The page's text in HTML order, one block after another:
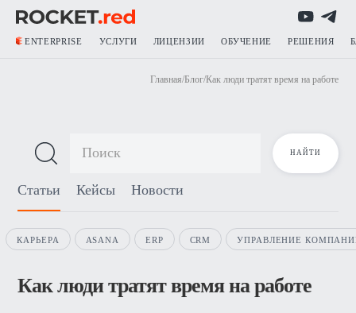
ENTERPRISE УСЛУГИ ЛИЦЕНЗИИ ОБУЧЕНИЕ РЕШЕНИЯ
Блог о продажах
Статьи Кейсы Новости
КАРЬЕРА ASANA ERP CRM УПРАВЛЕНИЕ
Как люди тратят время на работе
Главная/Блог/Как люди тратят время на работе